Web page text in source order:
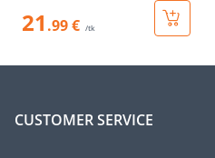
21 .99 € /tk
CUSTOMER SERVICE